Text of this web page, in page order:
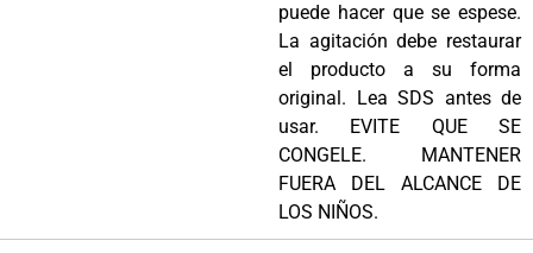
puede hacer que se espese.
La agitación debe restaurar
el producto a su forma
original. Lea SDS antes de
usar. EVITE QUE SE
CONGELE. MANTENER
FUERA DEL ALCANCE DE
LOS NIÑOS.